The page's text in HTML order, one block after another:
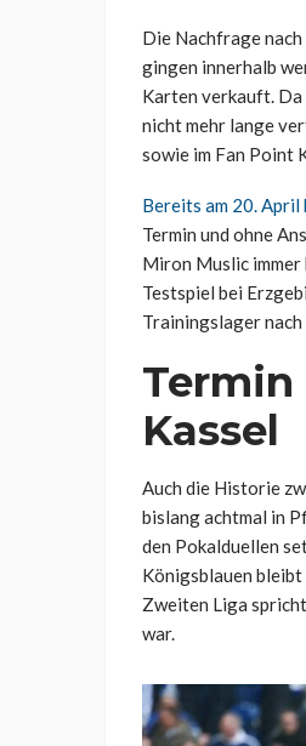
Die Nachfrage
gingen innerhalb
Karten verkauft.
nicht mehr lange
sowie im Fan Point
Bereits am 20.
Termin und ohne
Miron Muslic immer
Testspiel bei
Trainingslager
Kassel
Auch die Historie
bislang achtmal in
den Pokalduellen
Königsblauen bleibt
Zweiten Liga
war.